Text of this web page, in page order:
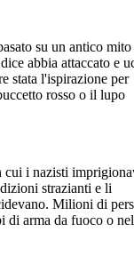
su un antico mito
abbia attaccato e
stata l'ispirazione per
rosso o il lupo
cui i nazisti
strazianti e li
Milioni di
di arma da fuoco o